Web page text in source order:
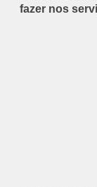
fazer nos